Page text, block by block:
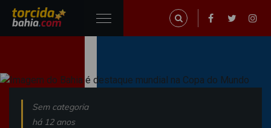
Sem categoria
há 12 anos